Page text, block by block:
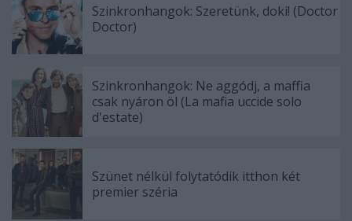
Szinkronhangok: Szeretünk, doki! (Doctor
Doctor)
Szinkronhangok: Ne aggódj, a maffia
csak nyáron öl (La mafia uccide solo
d'estate)
Szünet nélkül folytatódik itthon két
premier széria